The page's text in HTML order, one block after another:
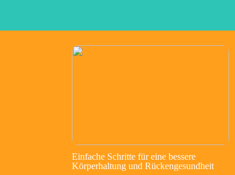
Einfache Schritte für eine bessere
Körperhaltung und Rückengesundheit